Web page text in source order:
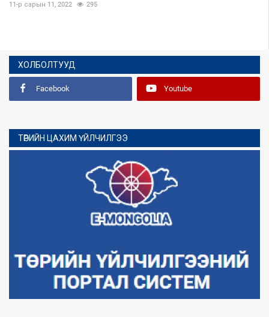
11-р сарын 11, 2022 295
ХОЛБОЛТУУД
Facebook Youtube
ТӨРИЙН ЦАХИМ ҮЙЛЧИЛГЭЭ